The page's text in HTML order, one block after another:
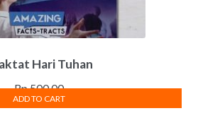
Hari Tuhan
Rp500.00
ADD TO CART